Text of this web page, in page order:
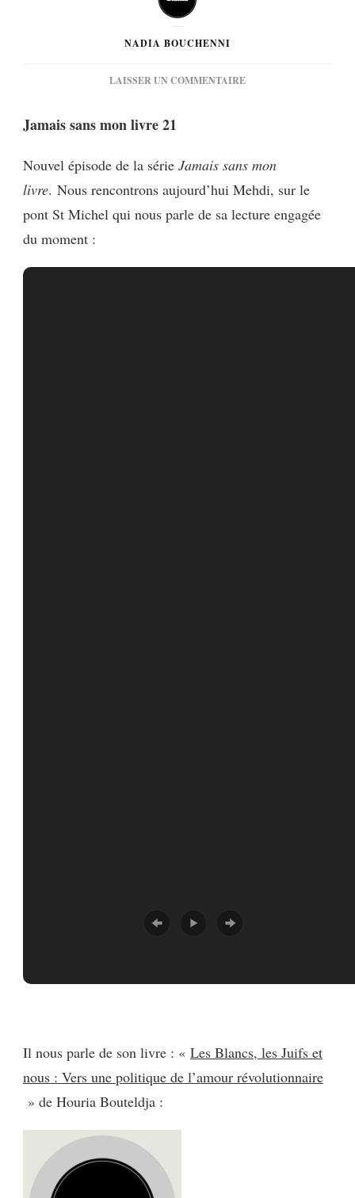
NADIA BOUCHENNI
LAISSER UN COMMENTAIRESUR
LIVRE
Jamais sans mon livre 21
Nouvel épisode de la série Jamais sans mon
livre. Nous rencontrons aujourd’hui Mehdi, sur le
pont St Michel qui nous parle de sa lecture engagée
du moment :
Il nous parle de son livre : « Les Blancs, les Juifs et
nous : Vers une politique de l’amour révolutionnaire
» de Houria Bouteldja :